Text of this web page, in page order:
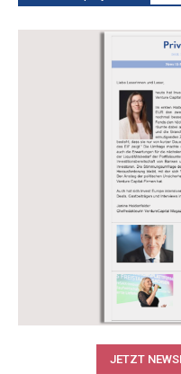
JETZT